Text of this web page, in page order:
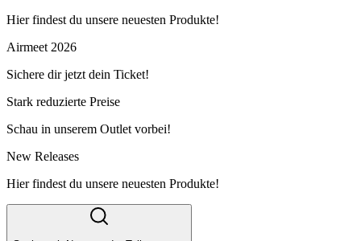
Hier findest du unsere neuesten Produkte!
Airmeet 2026
Sichere dir jetzt dein Ticket!
Stark reduzierte Preise
Schau in unserem Outlet vorbei!
New Releases
Hier findest du unsere neuesten Produkte!